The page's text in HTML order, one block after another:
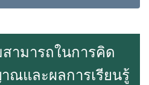
ามารถในการคิด
ณและผลการเรียนรู้